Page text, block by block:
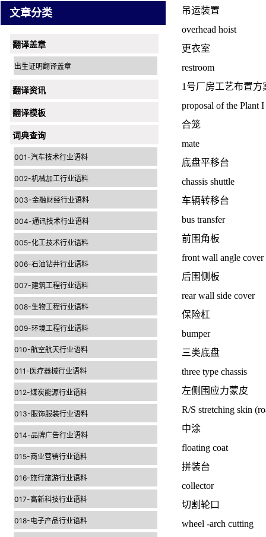
文章分类
翻译盖章
出生证明翻译盖章
翻译资讯
翻译模板
词典查询
001-汽车技术行业语料
002-机械加工行业语料
003-金融财经行业语料
004-通讯技术行业语料
005-化工技术行业语料
006-石油钻井行业语料
007-建筑工程行业语料
008-生物工程行业语料
009-环境工程行业语料
010-航空航天行业语料
011-医疗器械行业语料
012-煤炭能源行业语料
013-服饰服装行业语料
014-品牌广告行业语料
015-商业营销行业语料
016-旅行旅游行业语料
017-高新科技行业语料
018-电子产品行业语料
吊运装置
overhead hoist
更衣室
restroom
1号厂房工艺布置方
proposal of the Plant
合笼
mate
底盘平移台
chassis shuttle
车辆转移台
bus transfer
前围角板
front wall angle cover
后围侧板
rear wall side cover
保险杠
bumper
三类底盘
three type chassis
左侧围应力蒙皮
R/S stretching skin
中涂
floating coat
拼装台
collector
切割轮口
wheel -arch cutting